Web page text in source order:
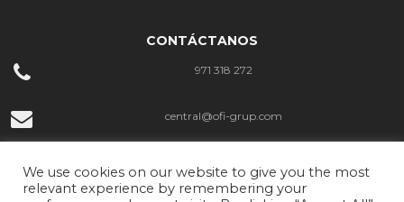
CONTÁCTANOS
971 318 272
central@ofi-grup.com
07800 Ibiza
We use cookies on our website to give you the most
relevant experience by remembering your